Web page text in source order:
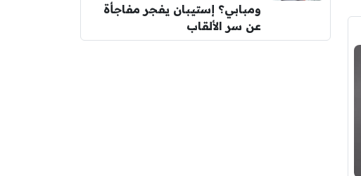
ومبابي؟ إستيبان يفجر مفاجأة
عن سر الألقاب